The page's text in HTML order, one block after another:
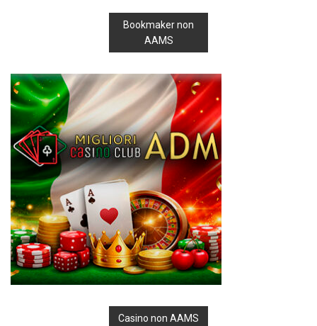
Bookmaker non
AAMS
Casino non AAMS